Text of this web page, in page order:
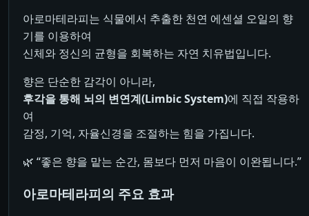
아로마테라피는 식물에서 추출한 천연 에센셜 오일의 향
기를 이용하여
신체와 정신의 균형을 회복하는 자연 치유법입니다.
향은 단순한 감각이 아니라,
후각을 통해 뇌의 변연계(Limbic System)에 직접 작용하
여
감정, 기억, 자율신경을 조절하는 힘을 가집니다.
🌿 “좋은 향을 맡는 순간, 몸보다 먼저 마음이 이완됩니다.”
아로마테라피의 주요 효과